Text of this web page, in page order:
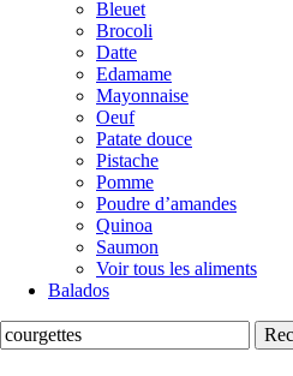
Bleuet
Brocoli
Datte
Edamame
Mayonnaise
Oeuf
Patate douce
Pistache
Pomme
Poudre d’amandes
Quinoa
Saumon
Voir tous les aliments
Balados